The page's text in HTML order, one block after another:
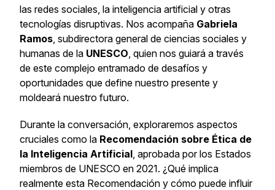
las redes sociales, la inteligencia artificial y otras
tecnologías disruptivas. Nos acompaña Gabriela
Ramos, subdirectora general de ciencias sociales y
humanas de la UNESCO, quien nos guiará a través
de este complejo entramado de desafíos y
oportunidades que define nuestro presente y
moldeará nuestro futuro.
Durante la conversación, exploraremos aspectos
cruciales como la Recomendación sobre Ética de
la Inteligencia Artificial, aprobada por los Estados
miembros de UNESCO en 2021. ¿Qué implica
realmente esta Recomendación y cómo puede influir